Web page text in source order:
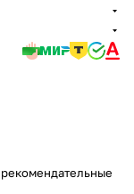
рекомендательные